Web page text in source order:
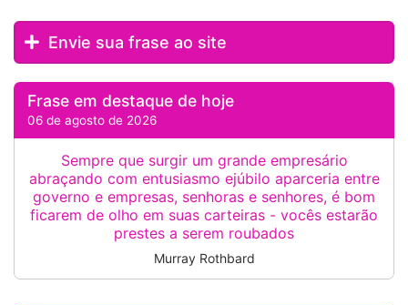
Envie sua frase ao site
Frase em destaque de hoje
06 de agosto de 2026
Sempre que surgir um grande empresário
abraçando com entusiasmo ejúbilo aparceria entre
governo e empresas, senhoras e senhores, é bom
ficarem de olho em suas carteiras - vocês estarão
prestes a serem roubados
Murray Rothbard